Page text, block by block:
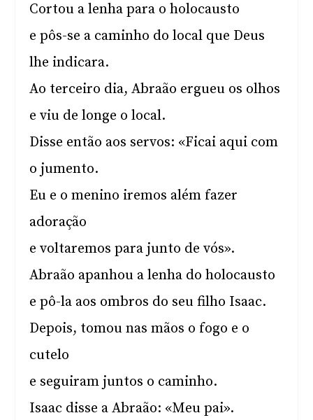
Cortou a lenha para o holocausto
e pôs-se a caminho do local que Deus
lhe indicara.
Ao terceiro dia, Abraão ergueu os olhos
e viu de longe o local.
Disse então aos servos: «Ficai aqui com
o jumento.
Eu e o menino iremos além fazer
adoração
e voltaremos para junto de vós».
Abraão apanhou a lenha do holocausto
e pô-la aos ombros do seu filho Isaac.
Depois, tomou nas mãos o fogo e o
cutelo
e seguiram juntos o caminho.
Isaac disse a Abraão: «Meu pai».